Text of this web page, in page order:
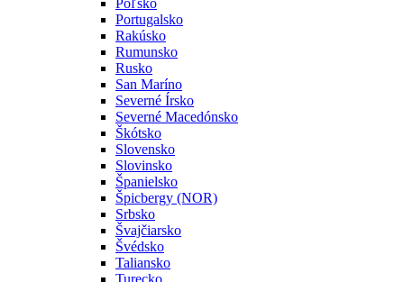
Poľsko
Portugalsko
Rakúsko
Rumunsko
Rusko
San Maríno
Severné Írsko
Severné Macedónsko
Škótsko
Slovensko
Slovinsko
Španielsko
Špicbergy (NOR)
Srbsko
Švajčiarsko
Švédsko
Taliansko
Turecko